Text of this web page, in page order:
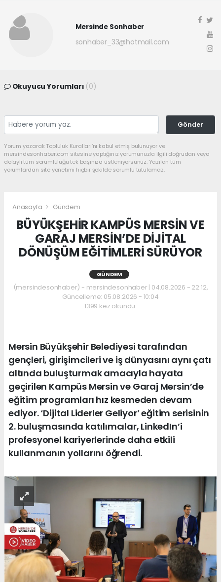
Mersinde Sonhaber
sonhaber_33@hotmail.com
Okuyucu Yorumları (0)
Gönder
Yorum yazarak Topluluk Kuralları’nı kabul etmiş bulunuyor ve
mersindesonhaber.com sitesine yaptığınız yorumunuzla ilgili doğrudan veya
dolaylı tüm sorumluluğu tek başınıza üstleniyorsunuz. Yazılan tüm
yorumlardan site yönetimi hiçbir şekilde sorumlu tutulamaz.
Anasayfa Gündem
BÜYÜKŞEHİR KAMPÜS MERSİN VE
GARAJ MERSİN’DE DİJİTAL
DÖNÜŞÜM EĞİTİMLERİ SÜRÜYOR
GÜNDEM
(mersindesonhaber) - mersindesonhaber | 04.08.2026 - 22:12,
Güncelleme: 05.08.2026 - 10:04
1399 kez okundu.
Mersin Büyükşehir Belediyesi tarafından
gençleri, girişimcileri ve iş dünyasını aynı çatı
altında buluşturmak amacıyla hayata
geçirilen Kampüs Mersin ve Garaj Mersin’de
eğitim programları hız kesmeden devam
ediyor. ‘Dijital Liderler Geliyor’ eğitim serisinin
2. buluşmasında katılımcılar, LinkedIn’i
profesyonel kariyerlerinde daha etkili
kullanmanın yollarını öğrendi.